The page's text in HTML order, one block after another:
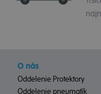
O nás
Oddelenie Protektory
Oddelenie pneumatík